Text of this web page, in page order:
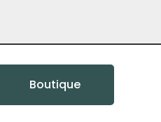
Boutique